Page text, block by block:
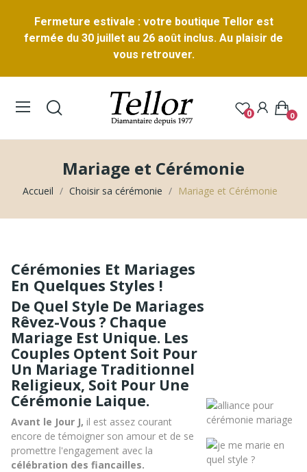
Fermeture estivale : votre boutique Tellor est
fermée du 30 juillet au 26 août inclus. Au plaisir de
vous retrouver.
0 0
Mariage et Cérémonie
Accueil Choisir sa cérémonie Mariage et Cérémonie
Cérémonies Et Mariages
En Quelques Styles !
De Quel Style De Mariages
Rêvez-Vous ? Chaque
Mariage Est Unique. Les
Couples Optent Soit Pour
Un Mariage Traditionnel
Religieux, Soit Pour Une
Cérémonie Laique.
Avant le Jour J, il est assez courant
encore de témoigner son amour et de se
promettre l'engagement avec la
célébration des fiancailles.